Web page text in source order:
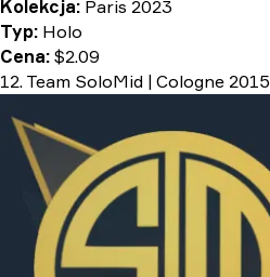
Kolekcja: Paris 2023
Typ: Holo
Cena: $2.09
12. Team SoloMid | Cologne 2015